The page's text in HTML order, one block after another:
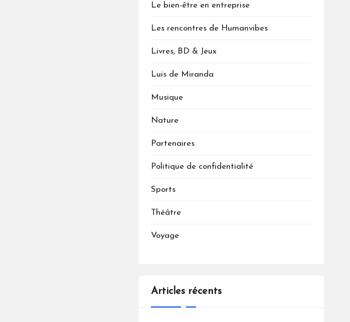
Le bien-être en entreprise
Les rencontres de Humanvibes
Livres, BD & Jeux
Luis de Miranda
Musique
Nature
Partenaires
Politique de confidentialité
Sports
Théâtre
Voyage
Articles récents